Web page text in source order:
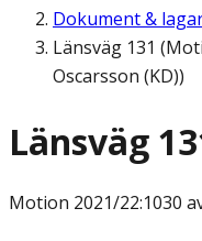
Dokument &
Länsväg 131
Oscarsson (KD))
Länsväg
Motion 2021/22:1030